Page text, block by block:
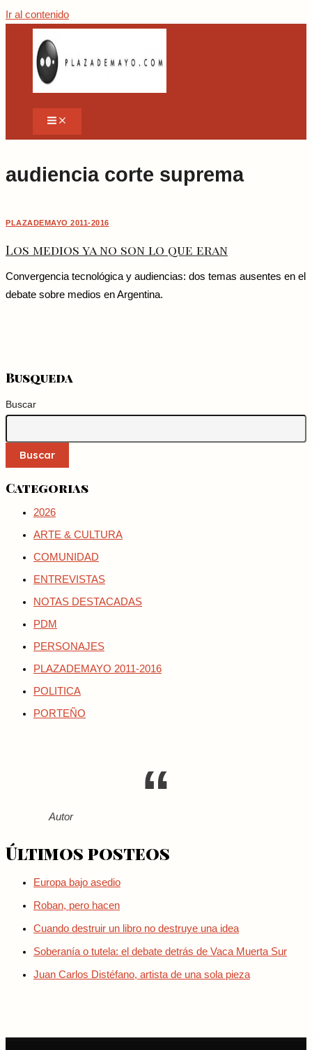
Ir al contenido
audiencia corte suprema
PLAZADEMAYO 2011-2016
Los medios ya no son lo que eran
Convergencia tecnológica y audiencias: dos temas ausentes en el
debate sobre medios en Argentina.
Busqueda
Buscar
Buscar
Categorias
2026
ARTE & CULTURA
COMUNIDAD
ENTREVISTAS
NOTAS DESTACADAS
PDM
PERSONAJES
PLAZADEMAYO 2011-2016
POLITICA
PORTEÑO
Autor
Últimos posteos
Europa bajo asedio
Roban, pero hacen
Cuando destruir un libro no destruye una idea
Soberanía o tutela: el debate detrás de Vaca Muerta Sur
Juan Carlos Distéfano, artista de una sola pieza